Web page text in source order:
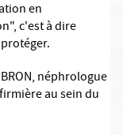
en
c'est à dire
néphrologue
au sein du